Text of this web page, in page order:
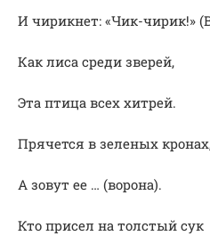
И чирикнет: «Чик-чирик!»
Как лиса среди зверей,
Эта птица всех хитрей.
Прячется в зеленых
А зовут ее … (ворона).
Кто присел на толстый сук